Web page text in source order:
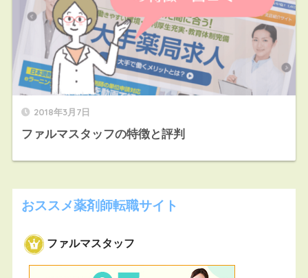
2018年3月7日
ファルマスタッフの特徴と評判
おススメ薬剤師転職サイト
ファルマスタッフ